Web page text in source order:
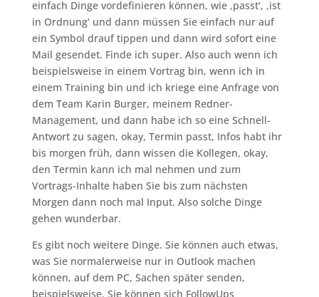
einfach Dinge vordefinieren können, wie ‚passt‘, ‚ist
in Ordnung‘ und dann müssen Sie einfach nur auf
ein Symbol drauf tippen und dann wird sofort eine
Mail gesendet. Finde ich super. Also auch wenn ich
beispielsweise in einem Vortrag bin, wenn ich in
einem Training bin und ich kriege eine Anfrage von
dem Team Karin Burger, meinem Redner-
Management, und dann habe ich so eine Schnell-
Antwort zu sagen, okay, Termin passt, Infos habt ihr
bis morgen früh, dann wissen die Kollegen, okay,
den Termin kann ich mal nehmen und zum
Vortrags-Inhalte haben Sie bis zum nächsten
Morgen dann noch mal Input. Also solche Dinge
gehen wunderbar.
Es gibt noch weitere Dinge. Sie können auch etwas,
was Sie normalerweise nur in Outlook machen
können, auf dem PC, Sachen später senden,
beispielsweise. Sie können sich FollowUps